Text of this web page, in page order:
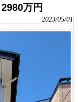
万円
2023/05/01